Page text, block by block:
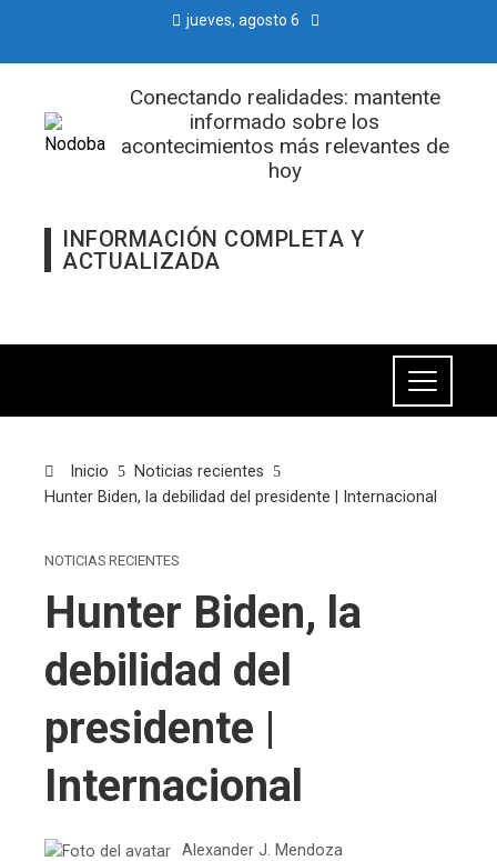
jueves, agosto 6
Conectando realidades: mantente
informado sobre los
acontecimientos más relevantes de
hoy
INFORMACIÓN COMPLETA Y
ACTUALIZADA
Inicio
Noticias recientes
Hunter Biden, la debilidad del presidente | Internacional
NOTICIAS RECIENTES
Hunter Biden, la
debilidad del
presidente |
Internacional
Alexander J. Mendoza